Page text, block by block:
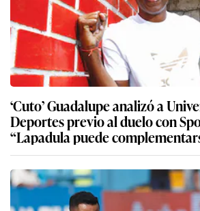
‘Cuto’ Guadalupe analizó a
Deportes previo al duelo con
“Lapadula puede